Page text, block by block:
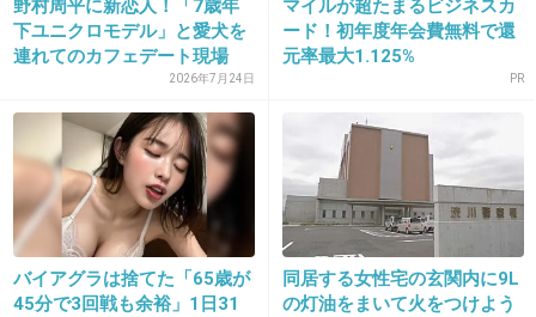
叩く意味がわからん。
素敵だけどなー
21. 匿名2018/08/11(土) 15:50:39
もしそれをつけたら「ぐれちゃーん♡」って呼
ぶのか？
+25 -0
野村周平に新恋人！「7歳年
下ユニクロモデル」と愛犬を
連れてのカフェデート現場
2026年7月24日
マイルが超たまるビジネスカ
ード！初年度年会費無料で還
元率最大1.125%
PR
バイアグラは捨てた「65歳が
45分で3回戦も余裕」1日31
同居する女性宅の玄関内に9L
の灯油をまいて火をつけよう